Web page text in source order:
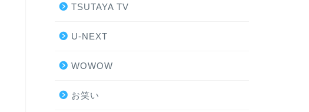
TSUTAYA TV
U-NEXT
WOWOW
お笑い